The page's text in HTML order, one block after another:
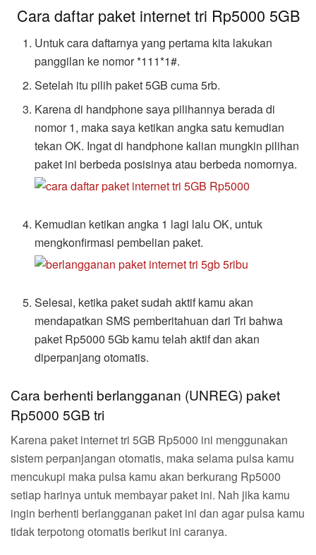
Cara daftar paket internet tri Rp5000 5GB
Untuk cara daftarnya yang pertama kita lakukan
panggilan ke nomor *111*1#.
Setelah itu pilih paket 5GB cuma 5rb.
Karena di handphone saya pilihannya berada di
nomor 1, maka saya ketikan angka satu kemudian
tekan OK. Ingat di handphone kalian mungkin pilihan
paket ini berbeda posisinya atau berbeda nomornya.
Kemudian ketikan angka 1 lagi lalu OK, untuk
mengkonfirmasi pembelian paket.
Selesai, ketika paket sudah aktif kamu akan
mendapatkan SMS pemberitahuan dari Tri bahwa
paket Rp5000 5Gb kamu telah aktif dan akan
diperpanjang otomatis.
Cara berhenti berlangganan (UNREG) paket
Rp5000 5GB tri
Karena paket internet tri 5GB Rp5000 ini menggunakan
sistem perpanjangan otomatis, maka selama pulsa kamu
mencukupi maka pulsa kamu akan berkurang Rp5000
setiap harinya untuk membayar paket ini. Nah jika kamu
ingin berhenti berlangganan paket ini dan agar pulsa kamu
tidak terpotong otomatis berikut ini caranya.